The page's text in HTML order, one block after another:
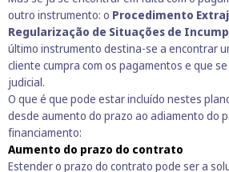
outro instrumento: o Procedimento
Regularização de Situações de
último instrumento destina-se a encontrar
cliente cumpra com os pagamentos e que
judicial.
O que é que pode estar incluído nestes
desde aumento do prazo ao adiamento do
financiamento:
Aumento do prazo do contrato
Estender o prazo do contrato pode ser a